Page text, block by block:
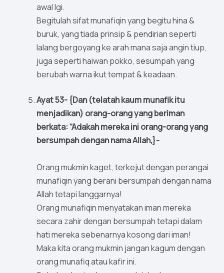
awal lgi.
Begitulah sifat munafiqin yang begitu hina &
buruk, yang tiada prinsip & pendirian seperti
lalang bergoyang ke arah mana saja angin tiup,
juga seperti haiwan pokko, sesumpah yang
berubah warna ikut tempat & keadaan.
Ayat 53- {Dan (telatah kaum munafik itu
menjadikan) orang-orang yang beriman
berkata: “Adakah mereka ini orang-orang yang
bersumpah dengan nama Allah,}-
Orang mukmin kaget, terkejut dengan perangai
munafiqin yang berani bersumpah dengan nama
Allah tetapi langgarnya!
Orang munafiqin menyatakan iman mereka
secara zahir dengan bersumpah tetapi dalam
hati mereka sebenarnya kosong dari iman!
Maka kita orang mukmin jangan kagum dengan
orang munafiq atau kafir ini.